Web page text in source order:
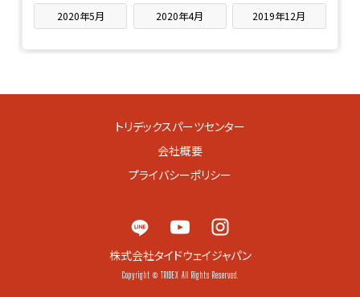
2020年5月 2020年4月 2019年12月
トリデックスパーツセンター
会社概要
プライバシーポリシー
株式会社タイドウェイジャパン
Copyright © TRIDEX All Rights Reserved.